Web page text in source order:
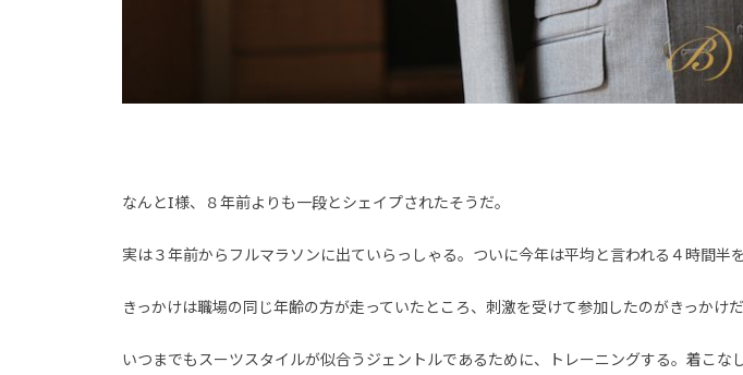
なんとI様、８年前よりも一段とシェイプされたそうだ。
実は３年前からフルマラソンに出ていらっしゃる。ついに今年は平均と言われる４時間半
きっかけは職場の同じ年齢の方が走っていたところ、刺激を受けて参加したのがきっかけだ
いつまでもスーツスタイルが似合うジェントルであるために、トレーニングする。着こな